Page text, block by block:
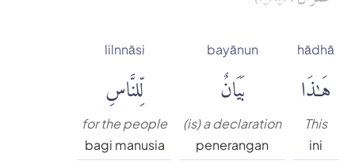
hādhā
هَٰذَا
This
ini
bayānun
بَيَانٌ
(is) a declaration
penerangan
lilnnāsi
لِّلنَّاسِ
for the people
bagi manusia